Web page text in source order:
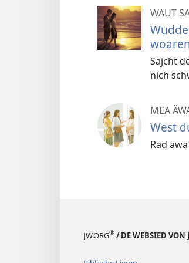
WAUT
Sajcht
nich
MEA
West
Räd
JW.ORG® / DE WEBSIED VON